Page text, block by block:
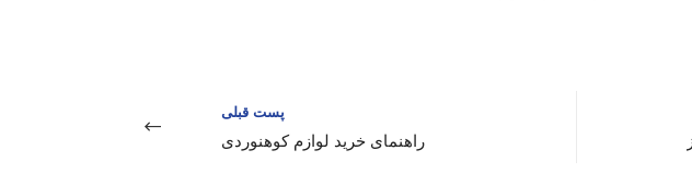
پست قبلی
راهنمای خرید لوازم کوهنوردی